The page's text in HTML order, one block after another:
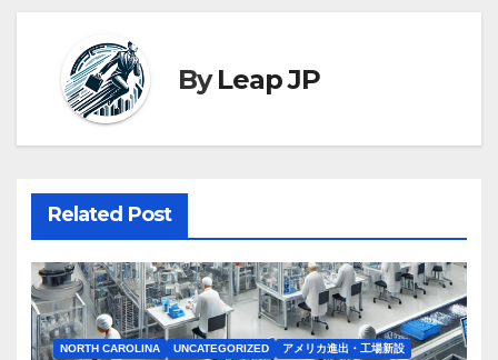
ー
シ
ョ
ン
ByLeap JP
Related Post
NORTH CAROLINA UNCATEGORIZED アメリカ進出・工場新設